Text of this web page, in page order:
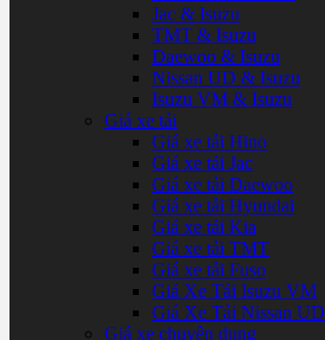
Jac & Isuzu
TMT & Isuzu
Daewoo & Isuzu
Nissan UD & Isuzu
Isuzu VM & Isuzu
Giá xe tải
Giá xe tải Hino
Giá xe tải Jac
Giá xe tải Daewoo
Giá xe tải Hyundai
Giá xe tải Kia
Giá xe tải TMT
Giá xe tải Fuso
Giá Xe Tải Isuzu VM
Giá Xe Tải Nissan UD
Giá xe chuyên dụng